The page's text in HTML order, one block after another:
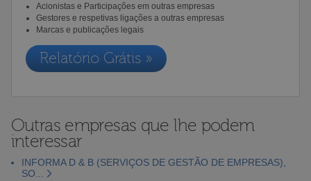
Acionistas e Participações em outras empresas
Gestores e respetivas ligações a outras empresas
Marcas e publicações legais
Relatório Grátis »
Outras empresas que lhe podem
interessar
INFORMA D & B (SERVIÇOS DE GESTÃO DE EMPRESAS),
SO...